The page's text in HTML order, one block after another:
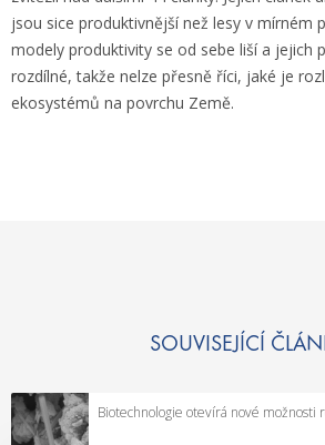
jsou sice produktivnější než lesy v mírném
modely produktivity se od sebe liší a jejich
rozdílné, takže nelze přesně říci, jaké je
ekosystémů na povrchu Země.
SOUVISEJÍCÍ
Biotechnologie otevírá nové možnosti